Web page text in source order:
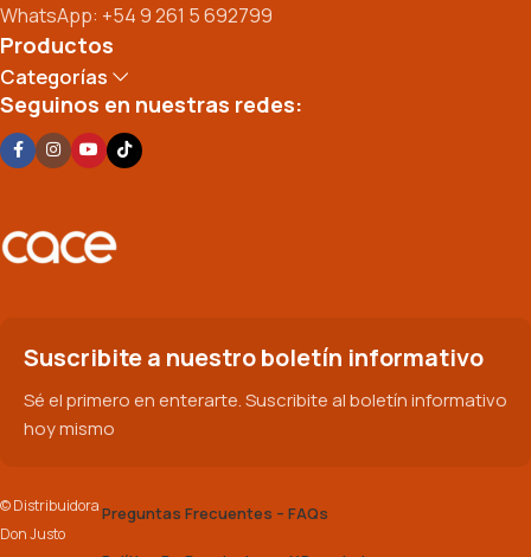
WhatsApp: +54 9 261 5 692799
Productos
Categorías
Seguinos en nuestras redes:
Suscribite a nuestro boletín informativo
Sé el primero en enterarte. Suscribite al boletín informativo
hoy mismo
© Distribuidora
Don Justo
Preguntas Frecuentes – FAQs